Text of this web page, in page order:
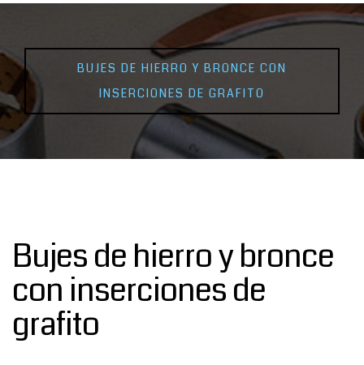
BUJES DE HIERRO Y BRONCE CON
INSERCIONES DE GRAFITO
Bujes de hierro y bronce
con inserciones de
grafito